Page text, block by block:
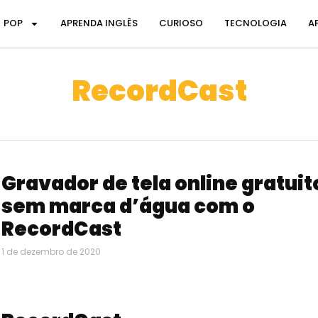
POP APRENDA INGLÊS CURIOSO TECNOLOGIA
RecordCast
Gravador de tela online
sem marca d’água com o
RecordCast
1 de dezembro de 2020